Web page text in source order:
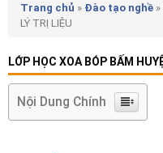
Trang chủ » Đào tạo nghề »
LÝ TRỊ LIỆU
LỚP HỌC XOA BÓP BẤM
Nội Dung Chính